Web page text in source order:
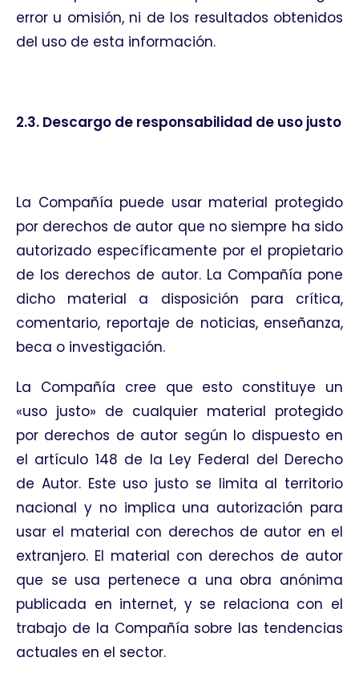
error u omisión, ni de los resultados obtenidos
del uso de esta información.
2.3. Descargo de responsabilidad de uso justo
La Compañía puede usar material protegido
por derechos de autor que no siempre ha sido
autorizado específicamente por el propietario
de los derechos de autor. La Compañía pone
dicho material a disposición para crítica,
comentario, reportaje de noticias, enseñanza,
beca o investigación.
La Compañía cree que esto constituye un
«uso justo» de cualquier material protegido
por derechos de autor según lo dispuesto en
el artículo 148 de la Ley Federal del Derecho
de Autor. Este uso justo se limita al territorio
nacional y no implica una autorización para
usar el material con derechos de autor en el
extranjero. El material con derechos de autor
que se usa pertenece a una obra anónima
publicada en internet, y se relaciona con el
trabajo de la Compañía sobre las tendencias
actuales en el sector.